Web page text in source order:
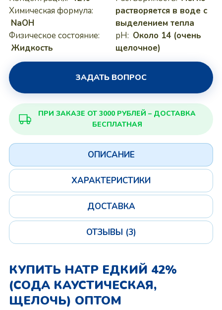
Химическая формула:
NaOH
Физическое состояние:
Жидкость
растворяется в воде с
выделением тепла
pH: Около 14 (очень
щелочное)
ЗАДАТЬ ВОПРОС
ПРИ ЗАКАЗЕ ОТ 3000 РУБЛЕЙ – ДОСТАВКА
БЕСПЛАТНАЯ
ОПИСАНИЕ
ХАРАКТЕРИСТИКИ
ДОСТАВКА
ОТЗЫВЫ (3)
КУПИТЬ НАТР ЕДКИЙ 42%
(СОДА КАУСТИЧЕСКАЯ,
ЩЕЛОЧЬ) ОПТОМ